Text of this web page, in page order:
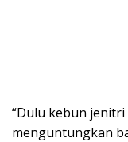
“Dulu kebun
menguntungkan